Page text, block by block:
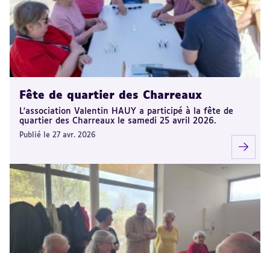
Fête de quartier des Charreaux
L'association Valentin HAUY a participé à la fête de
quartier des Charreaux le samedi 25 avril 2026.
Publié le 27 avr. 2026